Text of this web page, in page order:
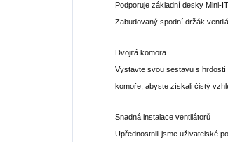
Podporuje základní desky Mini-
Zabudovaný spodní držák
Dvojitá komora
Vystavte svou sestavu s
komoře, abyste získali čistý
Snadná instalace ventilátorů
Upřednostnili jsme uživatelské